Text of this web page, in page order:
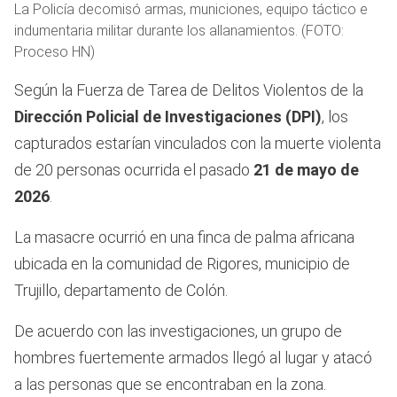
La Policía decomisó armas, municiones, equipo táctico e
indumentaria militar durante los allanamientos. (FOTO:
Proceso HN)
Según la Fuerza de Tarea de Delitos Violentos de la
Dirección Policial de Investigaciones (DPI), los
capturados estarían vinculados con la muerte violenta
de 20 personas ocurrida el pasado 21 de mayo de
2026.
La masacre ocurrió en una finca de palma africana
ubicada en la comunidad de Rigores, municipio de
Trujillo, departamento de Colón.
De acuerdo con las investigaciones, un grupo de
hombres fuertemente armados llegó al lugar y atacó
a las personas que se encontraban en la zona.